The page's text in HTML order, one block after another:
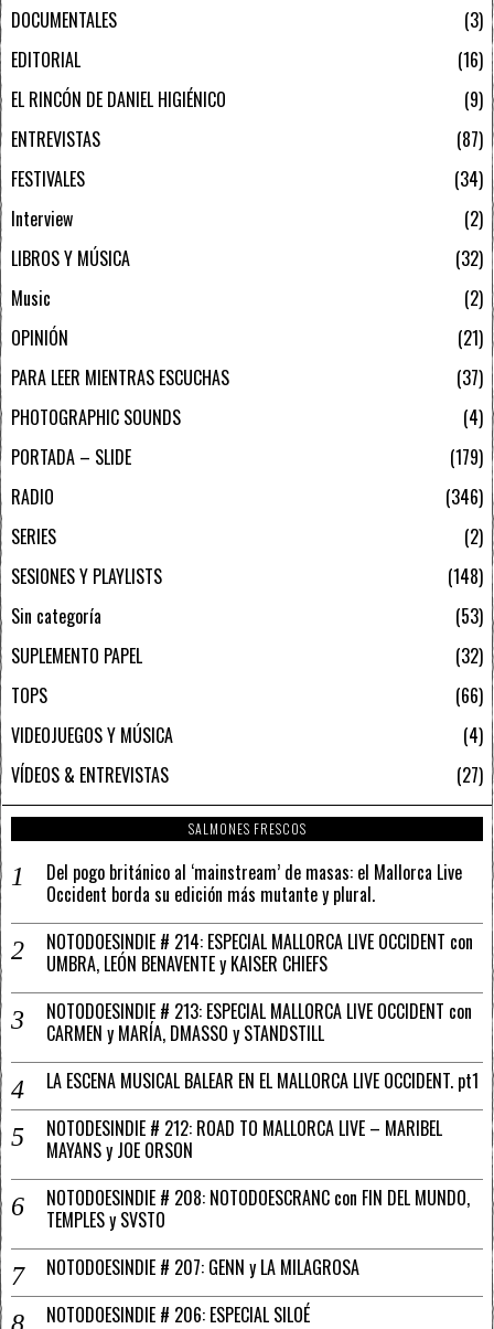
DOCUMENTALES
3
EDITORIAL
16
EL RINCÓN DE DANIEL HIGIÉNICO
9
ENTREVISTAS
87
FESTIVALES
34
Interview
2
LIBROS Y MÚSICA
32
Music
2
OPINIÓN
21
PARA LEER MIENTRAS ESCUCHAS
37
PHOTOGRAPHIC SOUNDS
4
PORTADA – SLIDE
179
RADIO
346
SERIES
2
SESIONES Y PLAYLISTS
148
Sin categoría
53
SUPLEMENTO PAPEL
32
TOPS
66
VIDEOJUEGOS Y MÚSICA
4
VÍDEOS & ENTREVISTAS
27
SALMONES FRESCOS
Del pogo británico al ‘mainstream’ de masas: el Mallorca Live
Occident borda su edición más mutante y plural.
NOTODOESINDIE # 214: ESPECIAL MALLORCA LIVE OCCIDENT con
UMBRA, LEÓN BENAVENTE y KAISER CHIEFS
NOTODOESINDIE # 213: ESPECIAL MALLORCA LIVE OCCIDENT con
CARMEN y MARÍA, DMASSO y STANDSTILL
LA ESCENA MUSICAL BALEAR EN EL MALLORCA LIVE OCCIDENT. pt1
NOTODESINDIE # 212: ROAD TO MALLORCA LIVE – MARIBEL
MAYANS y JOE ORSON
NOTODOESINDIE # 208: NOTODOESCRANC con FIN DEL MUNDO,
TEMPLES y SVSTO
NOTODOESINDIE # 207: GENN y LA MILAGROSA
NOTODOESINDIE # 206: ESPECIAL SILOÉ